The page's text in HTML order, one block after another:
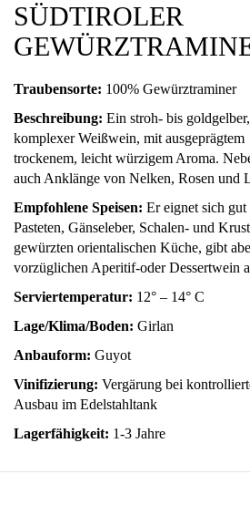
SÜDTIROLER
Traubensorte: 100% Gewürztraminer
Beschreibung: Ein stroh- bis
komplexer Weißwein, mit
trockenem, leicht würzigem Aroma.
auch Anklänge von Nelken, Rosen und
Empfohlene Speisen: Er eignet sich gut
Pasteten, Gänseleber, Schalen- und
gewürzten orientalischen Küche, gibt
vorzüglichen Aperitif-oder Dessertwein
Serviertemperatur: 12° – 14° C
Lage/Klima/Boden: Girlan
Anbauform: Guyot
Vinifizierung: Vergärung bei
Ausbau im Edelstahltank
Lagerfähigkeit: 1-3 Jahre